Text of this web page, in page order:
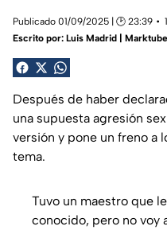
Publicado 01/09/2025 | 🕑 23:39
Escrito por: Luis Madrid | Marktube
Después de haber
una supuesta agresión
versión y pone un freno a
tema.
Tuvo un maestro que
conocido, pero no voy